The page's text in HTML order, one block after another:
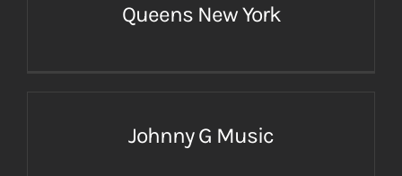
Queens New York
Johnny G Music